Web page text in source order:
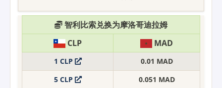
智利比索兑换为摩洛哥迪拉姆
CLP
MAD
1 CLP
0.01 MAD
5 CLP
0.051 MAD